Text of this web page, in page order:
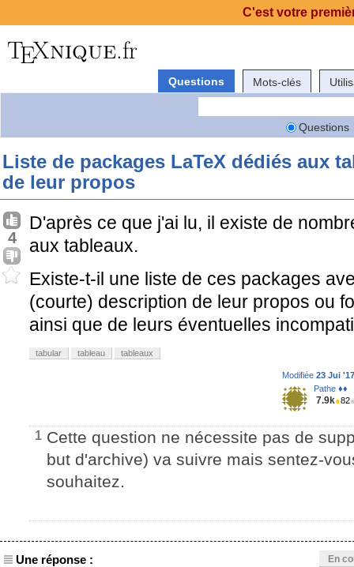
Questions Mots-clés
Questions
Liste de packages LaTeX dédiés aux
de leur propos
4
D'après ce que j'ai lu, il existe de
aux tableaux.
Existe-t-il une liste de ces packages
(courte) description de leur propos ou
ainsi que de leurs éventuelles
tabular tableau tableaux
Modifiée 23 Jui
Pathe ♦♦
7.9k●82
1 Cette question ne nécessite pas de
but d'archive) va suivre mais sentez-
souhaitez.
Une réponse : En
C'est votre